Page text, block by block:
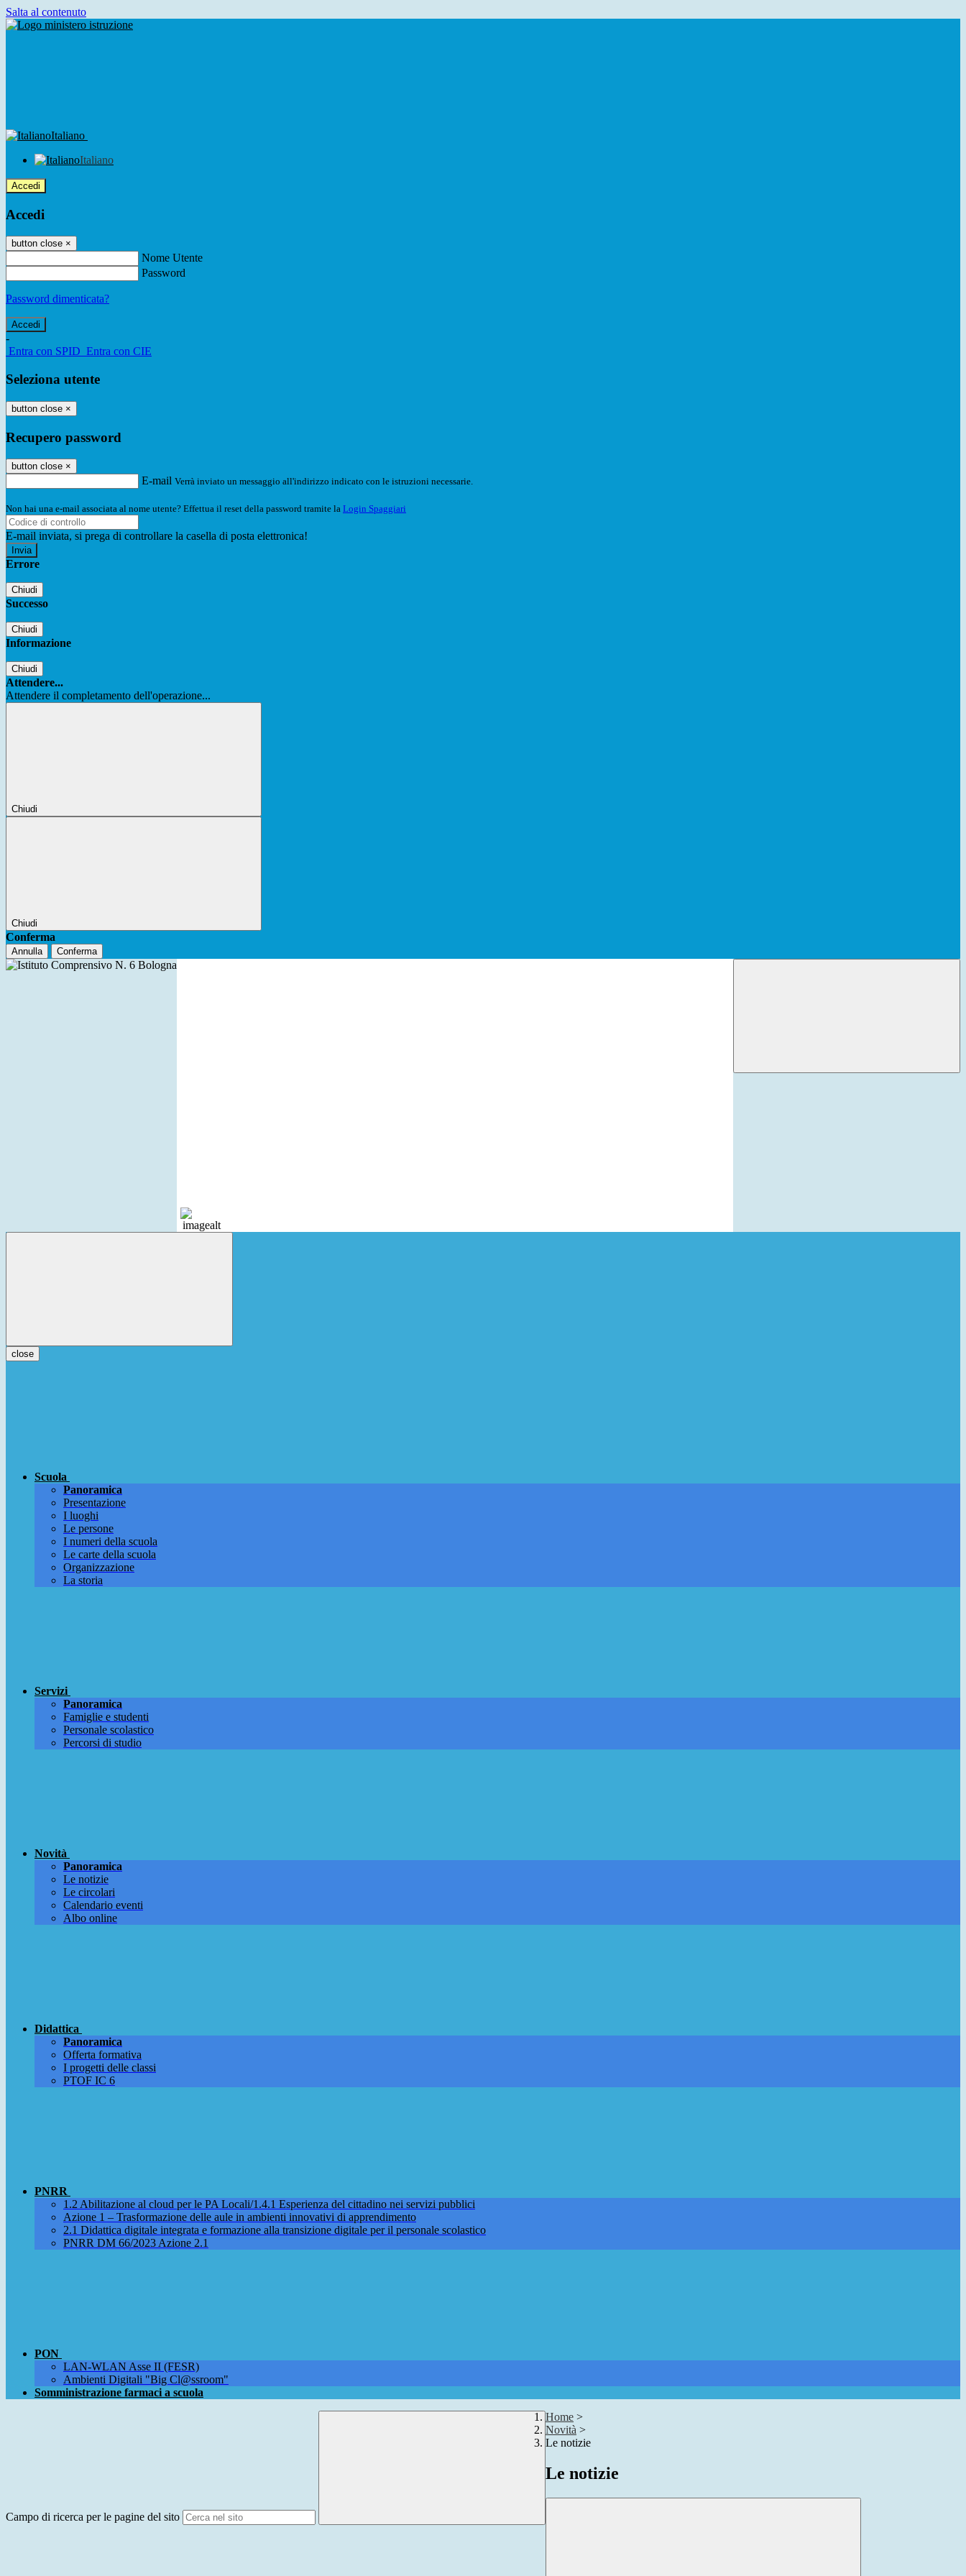
Salta al contenuto
Italiano
Italiano
Accedi
Accedi
button close ×
Nome Utente
Password
Password dimenticata?
-
Entra con SPID Entra con CIE
Seleziona utente
button close ×
Recupero password
button close ×
E-mail Verrà inviato un messaggio all'indirizzo indicato con le istruzioni necessarie.
Non hai una e-mail associata al nome utente? Effettua il reset della password tramite la Login Spaggiari
E-mail inviata, si prega di controllare la casella di posta elettronica!
Errore
Chiudi
Successo
Chiudi
Informazione
Chiudi
Attendere...
Attendere il completamento dell'operazione...
Chiudi
Chiudi
Conferma
Annulla Conferma
close
Scuola
Panoramica
Presentazione
I luoghi
Le persone
I numeri della scuola
Le carte della scuola
Organizzazione
La storia
Servizi
Panoramica
Famiglie e studenti
Personale scolastico
Percorsi di studio
Novità
Panoramica
Le notizie
Le circolari
Calendario eventi
Albo online
Didattica
Panoramica
Offerta formativa
I progetti delle classi
PTOF IC 6
PNRR
1.2 Abilitazione al cloud per le PA Locali/1.4.1 Esperienza del cittadino nei servizi pubblici
Azione 1 – Trasformazione delle aule in ambienti innovativi di apprendimento
2.1 Didattica digitale integrata e formazione alla transizione digitale per il personale scolastico
PNRR DM 66/2023 Azione 2.1
PON
LAN-WLAN Asse II (FESR)
Ambienti Digitali "Big Cl@ssroom"
Somministrazione farmaci a scuola
Campo di ricerca per le pagine del sito
Home >
Novità >
Le notizie
Le notizie